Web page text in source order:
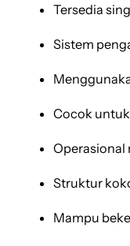
Tersedia
Sistem
Cocok
Operasional
Struktur
Mampu